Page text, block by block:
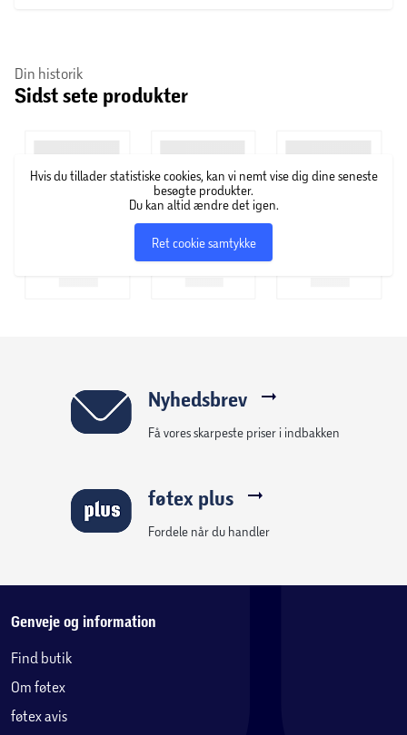
Din historik
Sidst sete produkter
Hvis du tillader statistiske cookies, kan vi nemt vise dig dine seneste
besøgte produkter.
Du kan altid ændre det igen.
Ret cookie samtykke
Nyhedsbrev
Få vores skarpeste priser i indbakken
føtex plus
Fordele når du handler
Genveje og information
Find butik
Om føtex
føtex avis